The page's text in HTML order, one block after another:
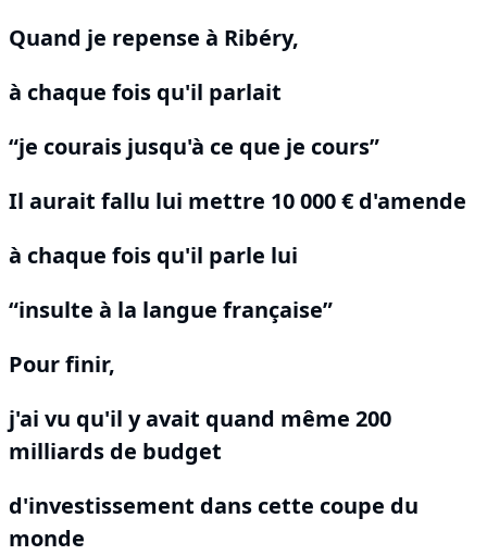
Quand je repense à Ribéry,
à chaque fois qu'il parlait
“je courais jusqu'à ce que je cours”
Il aurait fallu lui mettre 10 000 € d'amende
à chaque fois qu'il parle lui
“insulte à la langue française”
Pour finir,
j'ai vu qu'il y avait quand même 200
milliards de budget
d'investissement dans cette coupe du
monde